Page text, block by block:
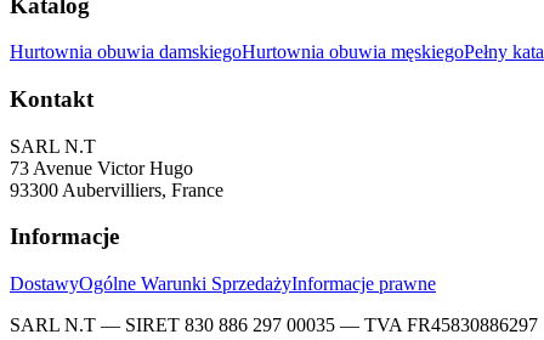
Hurtownia obuwia damskiegoHurtownia obuwia męskiegoPełny
Kontakt
SARL N.T
73 Avenue Victor Hugo
93300 Aubervilliers, France
Informacje
DostawyOgólne Warunki SprzedażyInformacje prawne
SARL N.T — SIRET 830 886 297 00035 — TVA FR45830886297